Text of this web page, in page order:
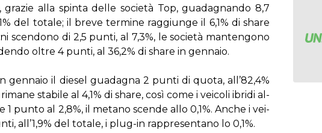
al­la spin­ta del­le so­cie­tà Top, gua­da­gnan­do 8,7
del to­ta­le; il bre­ve ter­mi­ne rag­giun­ge il 6,1% di share
scen­do­no di 2,5 pun­ti, al 7,3%, le so­cie­tà man­ten­go­no
ol­tre 4 pun­ti, al 36,2% di share in gen­na­io.
gen­na­io il die­sel gua­da­gna 2 pun­ti di quo­ta, al­l’82,4%
sta­bi­le al 4,1% di share, co­sì co­me i vei­co­li ibri­di al­
1 pun­to al 2,8%, il me­ta­no scen­de al­lo 0,1%. An­che i vei­
al­l’1,9% del to­ta­le, i plug-in rap­pre­sen­ta­no lo 0,1%.